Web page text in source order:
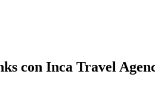
con Inca Travel